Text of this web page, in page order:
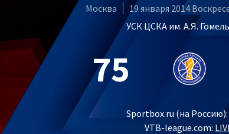
Москва
19 января 2014
УСК ЦСКА им. А.Я.
75
Sportbox.ru (на Россию):
VTB-league.com: